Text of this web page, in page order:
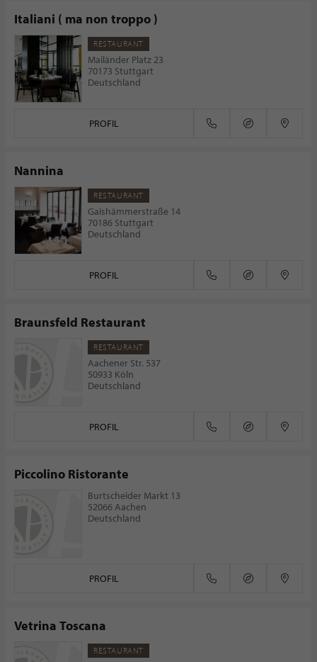
Italiani ( ma non troppo )
RESTAURANT
Mailänder Platz 23
70173 Stuttgart
Deutschland
PROFIL
Nannina
RESTAURANT
Gaishämmerstraße 14
70186 Stuttgart
Deutschland
PROFIL
Braunsfeld Restaurant
RESTAURANT
Aachener Str. 537
50933 Köln
Deutschland
PROFIL
Piccolino Ristorante
Burtscheider Markt 13
52066 Aachen
Deutschland
PROFIL
Vetrina Toscana
RESTAURANT